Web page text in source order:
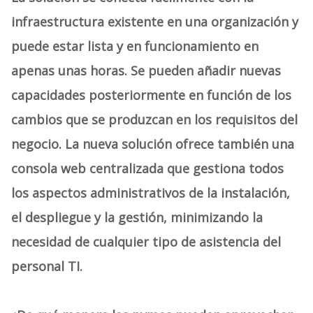
infraestructura existente en una organización y
puede estar lista y en funcionamiento en
apenas unas horas. Se pueden añadir nuevas
capacidades posteriormente en función de los
cambios que se produzcan en los requisitos del
negocio. La nueva solución ofrece también una
consola web centralizada que gestiona todos
los aspectos administrativos de la instalación,
el despliegue y la gestión, minimizando la
necesidad de cualquier tipo de asistencia del
personal TI.